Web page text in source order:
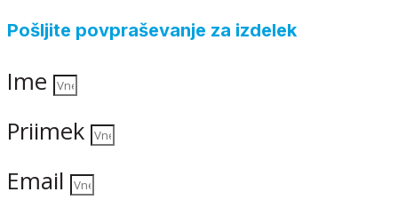
Pošljite povpraševanje za izdelek
Ime
Priimek
Email